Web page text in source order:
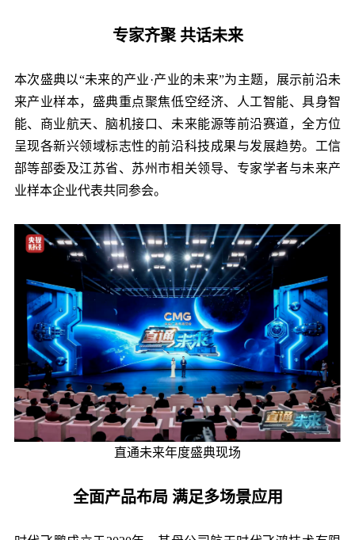
专家齐聚 共话未来
本次盛典以“未来的产业·产业的未来”为主题，展示前沿未
来产业样本，盛典重点聚焦低空经济、人工智能、具身智
能、商业航天、脑机接口、未来能源等前沿赛道，全方位
呈现各新兴领域标志性的前沿科技成果与发展趋势。工信
部等部委及江苏省、苏州市相关领导、专家学者与未来产
业样本企业代表共同参会。
直通未来年度盛典现场
全面产品布局 满足多场景应用